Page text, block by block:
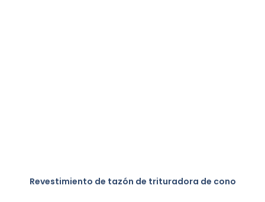
Revestimiento de tazón de trituradora de cono